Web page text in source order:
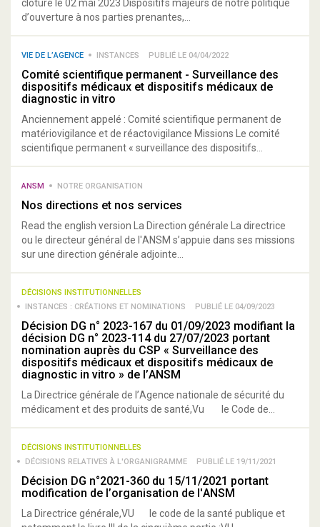
clôturé le 02 mai 2023 Dispositifs majeurs de notre politique
d’ouverture à nos parties prenantes,...
VIE DE L’AGENCE INSTANCES PUBLIÉ LE 04/04/2022
Comité scientifique permanent - Surveillance des
dispositifs médicaux et dispositifs médicaux de
diagnostic in vitro
Anciennement appelé : Comité scientifique permanent de
matériovigilance et de réactovigilance Missions Le comité
scientifique permanent « surveillance des dispositifs...
ANSM NOTRE ORGANISATION
Nos directions et nos services
Read the english version La Direction générale La directrice
ou le directeur général de l'ANSM s’appuie dans ses missions
sur une direction générale adjointe...
DÉCISIONS INSTITUTIONNELLES
INSTANCES : CRÉATIONS ET NOMINATIONS
PUBLIÉ LE 04/09/2023
Décision DG n° 2023-167 du 01/09/2023 modifiant la
décision DG n° 2023-114 du 27/07/2023 portant
nomination auprès du CSP « Surveillance des
dispositifs médicaux et dispositifs médicaux de
diagnostic in vitro » de l’ANSM
La Directrice générale de l’Agence nationale de sécurité du
médicament et des produits de santé,Vu le Code de...
DÉCISIONS INSTITUTIONNELLES
DÉCISIONS RELATIVES À L'ORGANIGRAMME
PUBLIÉ LE 19/11/2021
Décision DG n°2021-360 du 15/11/2021 portant
modification de l’organisation de l'ANSM
La Directrice générale,VU le code de la santé publique et